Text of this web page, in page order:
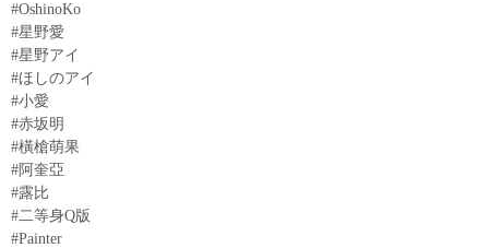
#OshinoKo
#星野愛
#星野アイ
#ほしのアイ
#小愛
#赤坂明
#橫槍萌果
#阿奎亞
#露比
#二等身Q版
#Painter